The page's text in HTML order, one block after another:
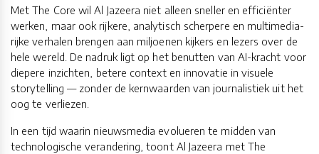
Met The Core wil Al Jazeera niet alleen sneller en efficiënter
werken, maar ook rijkere, analytisch scherpere en multimedia-
rijke verhalen brengen aan miljoenen kijkers en lezers over de
hele wereld. De nadruk ligt op het benutten van AI-kracht voor
diepere inzichten, betere context en innovatie in visuele
storytelling — zonder de kernwaarden van journalistiek uit het
oog te verliezen.
In een tijd waarin nieuwsmedia evolueren te midden van
technologische verandering, toont Al Jazeera met The